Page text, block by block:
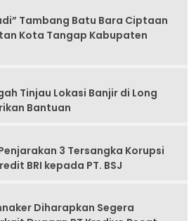
Tambang Batu Bara Ciptaan
Kota Tangap Kabupaten
Tinjau Lokasi Banjir di Long
Bantuan
3 Tersangka Korupsi
BRI kepada PT. BSJ
Diharapkan Segera